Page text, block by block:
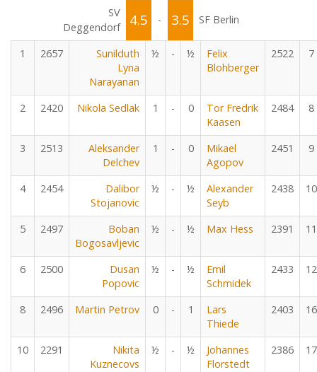
SV
Deggendorf
4.5 - 3.5 SF Berlin
1 2657
Sunilduth
Lyna
Narayanan
½ - ½
Felix
Blohberger
2522 7
2 2420 Nikola Sedlak 1 - 0
Tor Fredrik
Kaasen
2484 8
3 2513
Aleksander
Delchev
1 - 0
Mikael
Agopov
2451 9
4 2454
Dalibor
Stojanovic
½ - ½
Alexander
Seyb
2438 10
5 2497
Boban
Bogosavljevic
½ - ½ Max Hess 2391 11
6 2500
Dusan
Popovic
½ - ½
Emil
Schmidek
2433 12
8 2496 Martin Petrov 0 - 1
Lars
Thiede
2403 16
10 2291
Nikita
Kuznecovs
½ - ½
Johannes
Florstedt
2386 17